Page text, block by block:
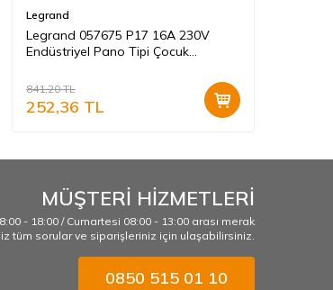
Legrand
Legrand 057675 P17 16A 230V
Endüstriyel Pano Tipi Çocuk
841,20TL
252,36 TL
MÜŞTERİ HİZMETLERİ
- 18:00 / Cumartesi 08:00 - 13:00 arası merak
tüm sorular ve siparişleriniz için ulaşabilirsiniz.
0850 515 01 10